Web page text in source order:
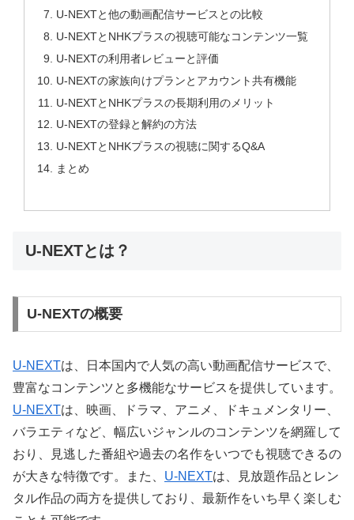
U-NEXTと他の動画配信サービスとの比較
U-NEXTとNHKプラスの視聴可能なコンテンツ一覧
U-NEXTの利用者レビューと評価
U-NEXTの家族向けプランとアカウント共有機能
U-NEXTとNHKプラスの長期利用のメリット
U-NEXTの登録と解約の方法
U-NEXTとNHKプラスの視聴に関するQ&A
まとめ
U-NEXTとは？
U-NEXTの概要
U-NEXTは、日本国内で人気の高い動画配信サービスで、
豊富なコンテンツと多機能なサービスを提供しています。
U-NEXTは、映画、ドラマ、アニメ、ドキュメンタリー、
バラエティなど、幅広いジャンルのコンテンツを網羅して
おり、見逃した番組や過去の名作をいつでも視聴できるの
が大きな特徴です。また、 U-NEXTは、見放題作品とレン
タル作品の両方を提供しており、最新作をいち早く楽しむ